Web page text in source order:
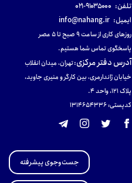
تلفن: ۹۱۰۳۵۰۰۰-۰۲۱
ایمیل: info@nahang.ir
روزهای کاری از ساعت ۹ صبح تا ۵ عصر
پاسخگوی تماس شما هستیم.
آدرس دفتر مرکزی:تهران، میدان انقلاب
خیابان ژاندارمری، بین کارگر و منیری جاوید،
پلاک 121، واحد ۴.
کدپستی: 131465433۶
جست‌وجوی پیشرفته